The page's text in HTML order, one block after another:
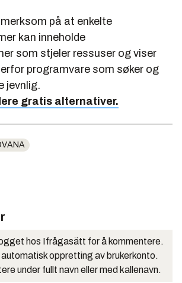
på at enkelte
kan inneholde
som stjeler ressuser og viser
programvare som søker og
jevnlig.
gratis alternativer.
hos Ifrågasätt for å kommentere.
oppretting av brukerkonto.
under fullt navn eller med kallenavn.